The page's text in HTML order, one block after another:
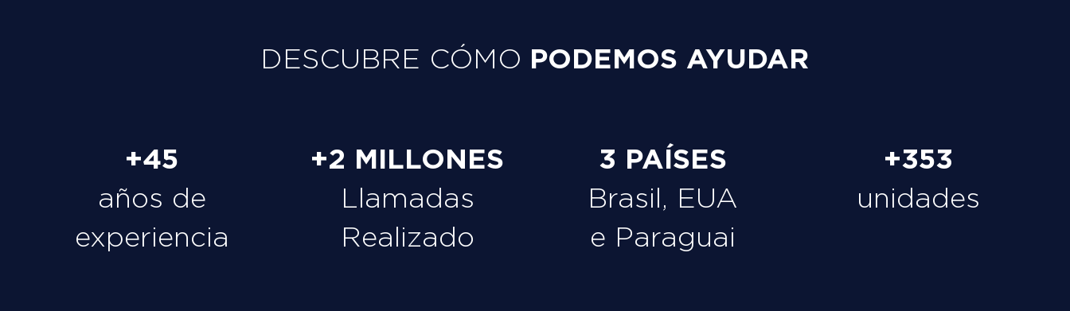
DESCUBRE CÓMO PODEMOS AYUDAR
+45
años de
experiencia
+2 MILLONES
Llamadas
Realizado
3 PAÍSES
Brasil, EUA
e Paraguai
+353
unidades